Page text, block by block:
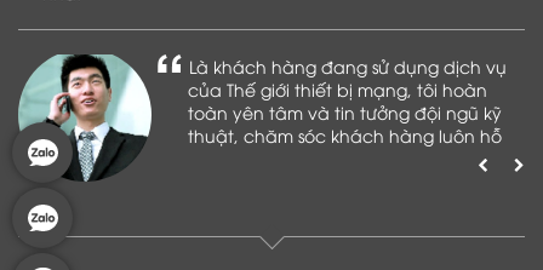
Là khách hàng đang sử dụng dịch vụ
của Thế giới thiết bị mạng, tôi hoàn
toàn yên tâm và tin tưởng đội ngũ kỹ
thuật, chăm sóc khách hàng luôn hỗ